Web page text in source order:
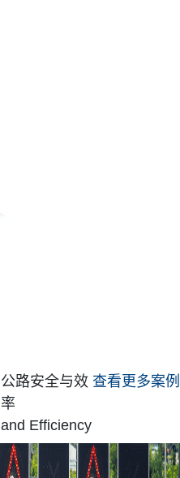
公路安全与效
率
and Efficiency
查看更多案例